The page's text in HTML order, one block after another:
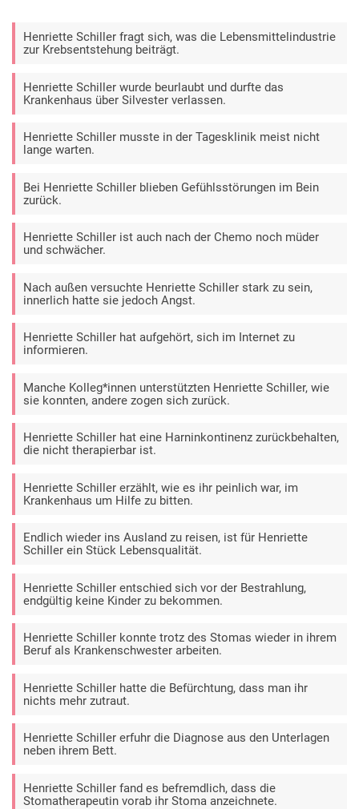
Henriette Schiller fragt sich, was die Lebensmittelindustrie
zur Krebsentstehung beiträgt.
Henriette Schiller wurde beurlaubt und durfte das
Krankenhaus über Silvester verlassen.
Henriette Schiller musste in der Tagesklinik meist nicht
lange warten.
Bei Henriette Schiller blieben Gefühlsstörungen im Bein
zurück.
Henriette Schiller ist auch nach der Chemo noch müder
und schwächer.
Nach außen versuchte Henriette Schiller stark zu sein,
innerlich hatte sie jedoch Angst.
Henriette Schiller hat aufgehört, sich im Internet zu
informieren.
Manche Kolleg*innen unterstützten Henriette Schiller, wie
sie konnten, andere zogen sich zurück.
Henriette Schiller hat eine Harninkontinenz zurückbehalten,
die nicht therapierbar ist.
Henriette Schiller erzählt, wie es ihr peinlich war, im
Krankenhaus um Hilfe zu bitten.
Endlich wieder ins Ausland zu reisen, ist für Henriette
Schiller ein Stück Lebensqualität.
Henriette Schiller entschied sich vor der Bestrahlung,
endgültig keine Kinder zu bekommen.
Henriette Schiller konnte trotz des Stomas wieder in ihrem
Beruf als Krankenschwester arbeiten.
Henriette Schiller hatte die Befürchtung, dass man ihr
nichts mehr zutraut.
Henriette Schiller erfuhr die Diagnose aus den Unterlagen
neben ihrem Bett.
Henriette Schiller fand es befremdlich, dass die
Stomatherapeutin vorab ihr Stoma anzeichnete.